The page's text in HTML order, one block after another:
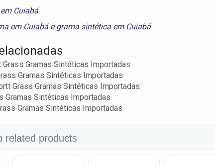
Cuiabá
em Cuiabáegrama sintética em Cuiabá
Grass Gramas Sintéticas Importadas
Gramas Sintéticas Importadas
Grass Gramas Sintéticas Importadas
Gramas Sintéticas Importadas
Gramas Sintéticas Importadas